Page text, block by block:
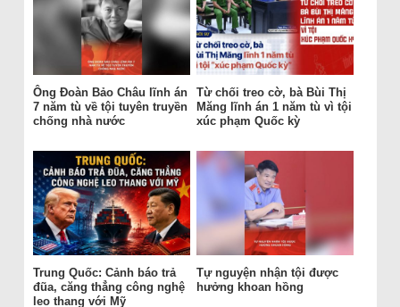
Ông Đoàn Bảo Châu lĩnh án
7 năm tù về tội tuyên truyền
chống nhà nước
Từ chối treo cờ, bà Bùi Thị
Măng lĩnh án 1 năm tù vì tội
xúc phạm Quốc kỳ
Trung Quốc: Cảnh báo trả
đũa, căng thẳng công nghệ
leo thang với Mỹ
Tự nguyện nhận tội được
hưởng khoan hồng